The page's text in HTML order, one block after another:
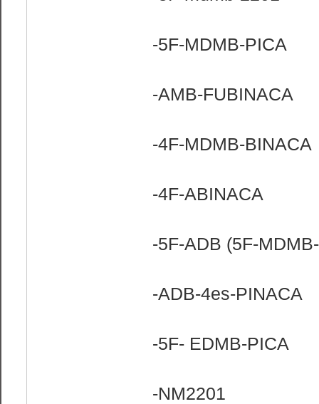
-5F-MDMB-PICA
-AMB-FUBINACA
-4F-MDMB-BINACA
-4F-ABINACA
-5F-ADB (5F-
-ADB-4es-PINACA
-5F- EDMB-PICA
-NM2201